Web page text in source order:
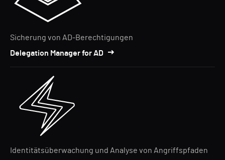
Sicherung von AD-Berechtigungen
Delegation Manager for AD
Identitätsüberwachung und Analyse von Angriffspfaden